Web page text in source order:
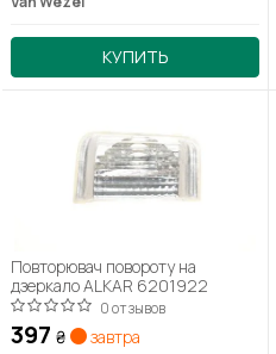
КУПИТЬ
Повторювач повороту на
дзеркало ALKAR 6201922
0 отзывов
397 ₴ завтра